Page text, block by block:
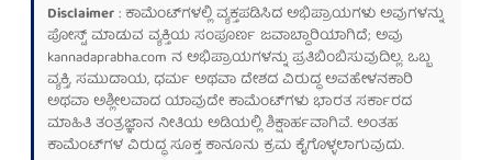
Disclaimer: ಕಾಮೆಂಟ್‌ಗಳಲ್ಲಿ ವ್ಯಕ್ತಪಡಿಸಿದ ಅಭಿಪ್ರಾಯಗಳು ಅವುಗಳನ್ನು
ಪೋಸ್ಟ್ ಮಾಡುವ ವ್ಯಕ್ತಿಯ ಸಂಪೂರ್ಣ ಜವಾಬ್ದಾರಿಯಾಗಿದೆ; ಅವು
kannadaprabha.com ನ ಅಭಿಪ್ರಾಯಗಳನ್ನು ಪ್ರತಿಬಿಂಬಿಸುವುದಿಲ್ಲ. ಒಬ್ಬ
ವ್ಯಕ್ತಿ, ಸಮುದಾಯ, ಧರ್ಮ ಅಥವಾ ದೇಶದ ವಿರುದ್ಧ ಅವಹೇಳನಕಾರಿ
ಅಥವಾ ಅಶ್ಲೀಲವಾದ ಯಾವುದೇ ಕಾಮೆಂಟ್‌ಗಳು ಭಾರತ ಸರ್ಕಾರದ
ಮಾಹಿತಿ ತಂತ್ರಜ್ಞಾನ ನೀತಿಯ ಅಡಿಯಲ್ಲಿ ಶಿಕ್ಷಾರ್ಹವಾಗಿವೆ. ಅಂತಹ
ಕಾಮೆಂಟ್‌ಗಳ ವಿರುದ್ಧ ಸೂಕ್ತ ಕಾನೂನು ಕ್ರಮ ಕೈಗೊಳ್ಳಲಾಗುವುದು.